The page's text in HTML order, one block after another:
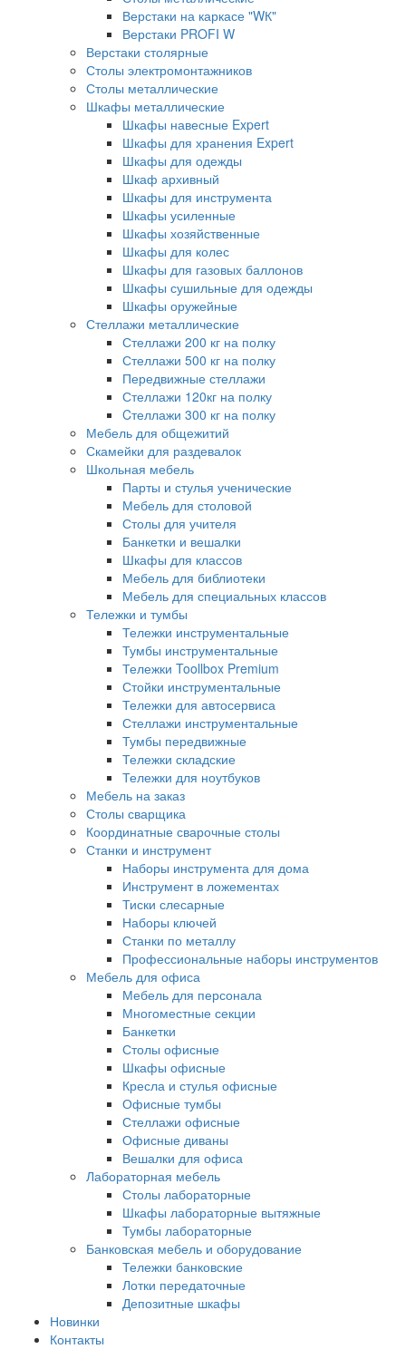
Верстаки на каркасе "WК"
Верстаки PROFI W
Верстаки столярные
Столы электромонтажников
Столы металлические
Шкафы металлические
Шкафы навесные Expert
Шкафы для хранения Expert
Шкафы для одежды
Шкаф архивный
Шкафы для инструмента
Шкафы усиленные
Шкафы хозяйственные
Шкафы для колес
Шкафы для газовых баллонов
Шкафы сушильные для одежды
Шкафы оружейные
Стеллажи металлические
Стеллажи 200 кг на полку
Стеллажи 500 кг на полку
Передвижные стеллажи
Стеллажи 120кг на полку
Cтеллажи 300 кг на полку
Мебель для общежитий
Скамейки для раздевалок
Школьная мебель
Парты и стулья ученические
Мебель для столовой
Столы для учителя
Банкетки и вешалки
Шкафы для классов
Мебель для библиотеки
Мебель для специальных классов
Тележки и тумбы
Тележки инструментальные
Тумбы инструментальные
Тележки Toollbox Premium
Стойки инструментальные
Тележки для автосервиса
Стеллажи инструментальные
Тумбы передвижные
Тележки складские
Тележки для ноутбуков
Мебель на заказ
Столы сварщика
Координатные сварочные столы
Станки и инструмент
Наборы инструмента для дома
Инструмент в ложементах
Тиски слесарные
Наборы ключей
Станки по металлу
Профессиональные наборы инструментов
Мебель для офиса
Мебель для персонала
Многоместные секции
Банкетки
Столы офисные
Шкафы офисные
Кресла и стулья офисные
Офисные тумбы
Стеллажи офисные
Офисные диваны
Вешалки для офиса
Лабораторная мебель
Столы лабораторные
Шкафы лабораторные вытяжные
Тумбы лабораторные
Банковская мебель и оборудование
Тележки банковские
Лотки передаточные
Депозитные шкафы
Новинки
Контакты